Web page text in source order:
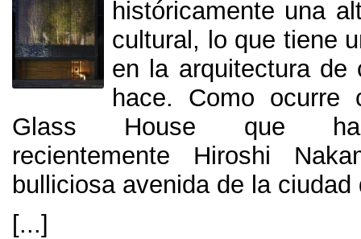
históricamente una
cultural , lo que tiene
en la arquitectura de
hace. Como ocurre
Glass House que ha
recientemente Hiroshi
bulliciosa avenida de la ciudad
[...]